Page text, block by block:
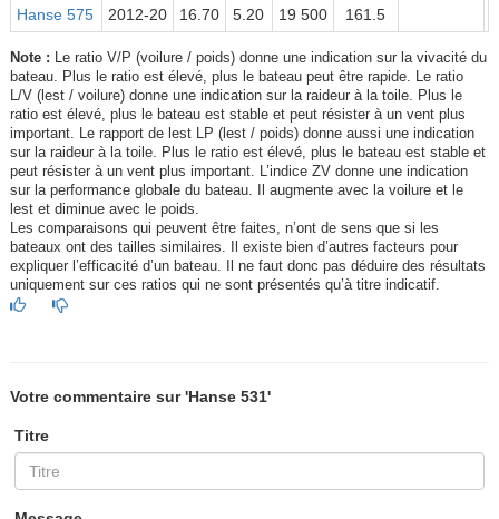
Hanse 575 2012-20 16.70 5.20 19 500 161.5
Note : Le ratio V/P (voilure / poids) donne une indication sur la vivacité du
bateau. Plus le ratio est élevé, plus le bateau peut être rapide. Le ratio
L/V (lest / voilure) donne une indication sur la raideur à la toile. Plus le
ratio est élevé, plus le bateau est stable et peut résister à un vent plus
important. Le rapport de lest LP (lest / poids) donne aussi une indication
sur la raideur à la toile. Plus le ratio est élevé, plus le bateau est stable et
peut résister à un vent plus important. L’indice ZV donne une indication
sur la performance globale du bateau. Il augmente avec la voilure et le
lest et diminue avec le poids.
Les comparaisons qui peuvent être faites, n’ont de sens que si les
bateaux ont des tailles similaires. Il existe bien d’autres facteurs pour
expliquer l’efficacité d’un bateau. Il ne faut donc pas déduire des résultats
uniquement sur ces ratios qui ne sont présentés qu’à titre indicatif.
Votre commentaire sur 'Hanse 531'
Titre